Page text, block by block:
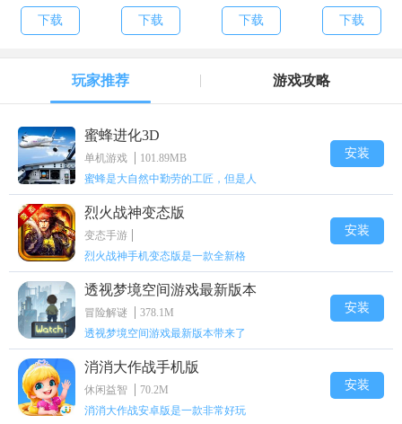
机版
下载
2023最新版
下载 下载
改版
下载
玩家推荐 游戏攻略
蜜蜂进化3D
单机游戏
101.89MB
蜜蜂是大自然中勤劳的工匠，但是人
安装
烈火战神变态版
变态手游
烈火战神手机变态版是一款全新格
安装
透视梦境空间游戏最新版本
冒险解谜
378.1M
透视梦境空间游戏最新版本带来了
安装
消消大作战手机版
休闲益智
70.2M
消消大作战安卓版是一款非常好玩
安装